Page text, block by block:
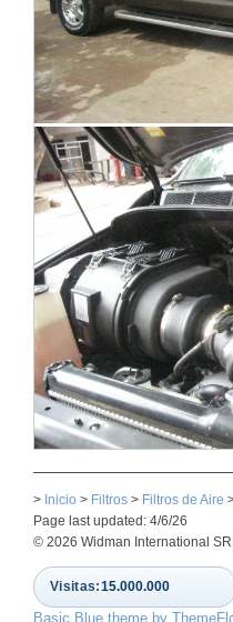
> Inicio > Filtros > Filtros de Aire
Page last updated: 4/6/26
© 2026 Widman International
Visitas:15.000.000
Basic Blue theme by